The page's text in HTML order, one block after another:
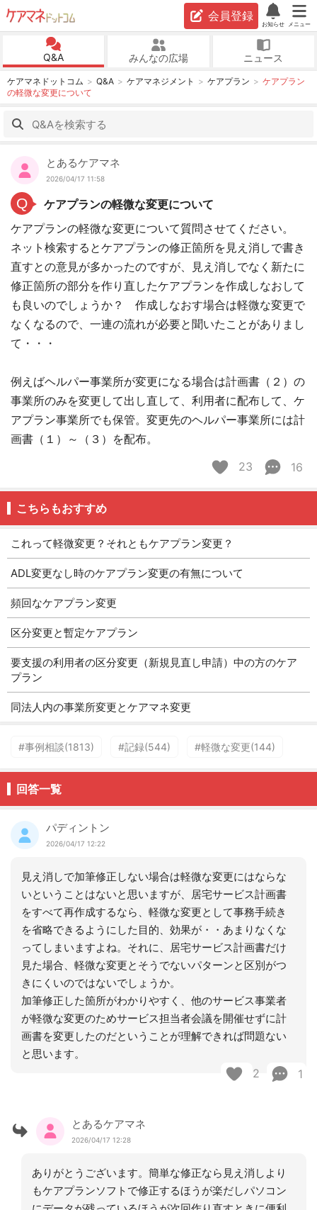
会員登録
お知らせ メニュー
Q&A みんなの広場 ニュース
ケアマネドットコム Q&A ケアマネジメント ケアプラン
ケアプラン
の軽微な変更について
とあるケアマネ
2026/04/17 11:58
Q
ケアプランの軽微な変更について
ケアプランの軽微な変更について質問させてください。
ネット検索するとケアプランの修正箇所を見え消しで書き
直すとの意見が多かったのですが、見え消しでなく新たに
修正箇所の部分を作り直したケアプランを作成しなおして
も良いのでしょうか？ 作成しなおす場合は軽微な変更で
なくなるので、一連の流れが必要と聞いたことがありまし
て・・・
例えばヘルパー事業所が変更になる場合は計画書（２）の
事業所のみを変更して出し直して、利用者に配布して、ケ
アプラン事業所でも保管。変更先のヘルパー事業所には計
画書（１）～（３）を配布。
23
16
こちらもおすすめ
これって軽微変更？それともケアプラン変更？
ADL変更なし時のケアプラン変更の有無について
頻回なケアプラン変更
区分変更と暫定ケアプラン
要支援の利用者の区分変更（新規見直し申請）中の方のケア
プラン
同法人内の事業所変更とケアマネ変更
#事例相談(1813) #記録(544) #軽微な変更(144)
回答一覧
パディントン
2026/04/17 12:22
見え消しで加筆修正しない場合は軽微な変更にはならな
いということはないと思いますが、居宅サービス計画書
をすべて再作成するなら、軽微な変更として事務手続き
を省略できるようにした目的、効果が・・あまりなくな
ってしまいますよね。それに、居宅サービス計画書だけ
見た場合、軽微な変更とそうでないパターンと区別がつ
きにくいのではないでしょうか。
加筆修正した箇所がわかりやすく、他のサービス事業者
が軽微な変更のためサービス担当者会議を開催せずに計
画書を変更したのだということが理解できれば問題ない
と思います。
2 1
とあるケアマネ
2026/04/17 12:28
ありがとうございます。簡単な修正なら見え消しより
もケアプランソフトで修正するほうが楽だしパソコン